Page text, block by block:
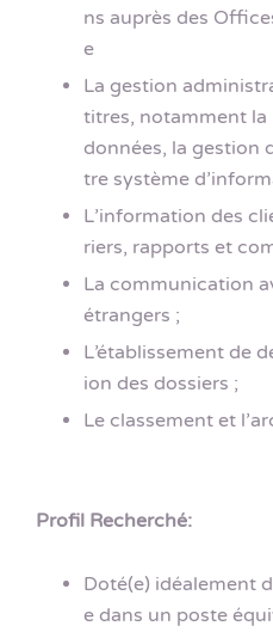
ns auprès des
e
La gestion
titres, notamment la
données, la gestion
tre système
L’information des
riers, rapports et
La communication
étrangers ;
L’établissement de
ion des dossiers ;
Le classement et
Profil Recherché:
Doté(e) idéalement
e dans un poste